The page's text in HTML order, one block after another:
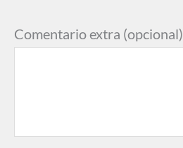
Comentario extra (opcional)